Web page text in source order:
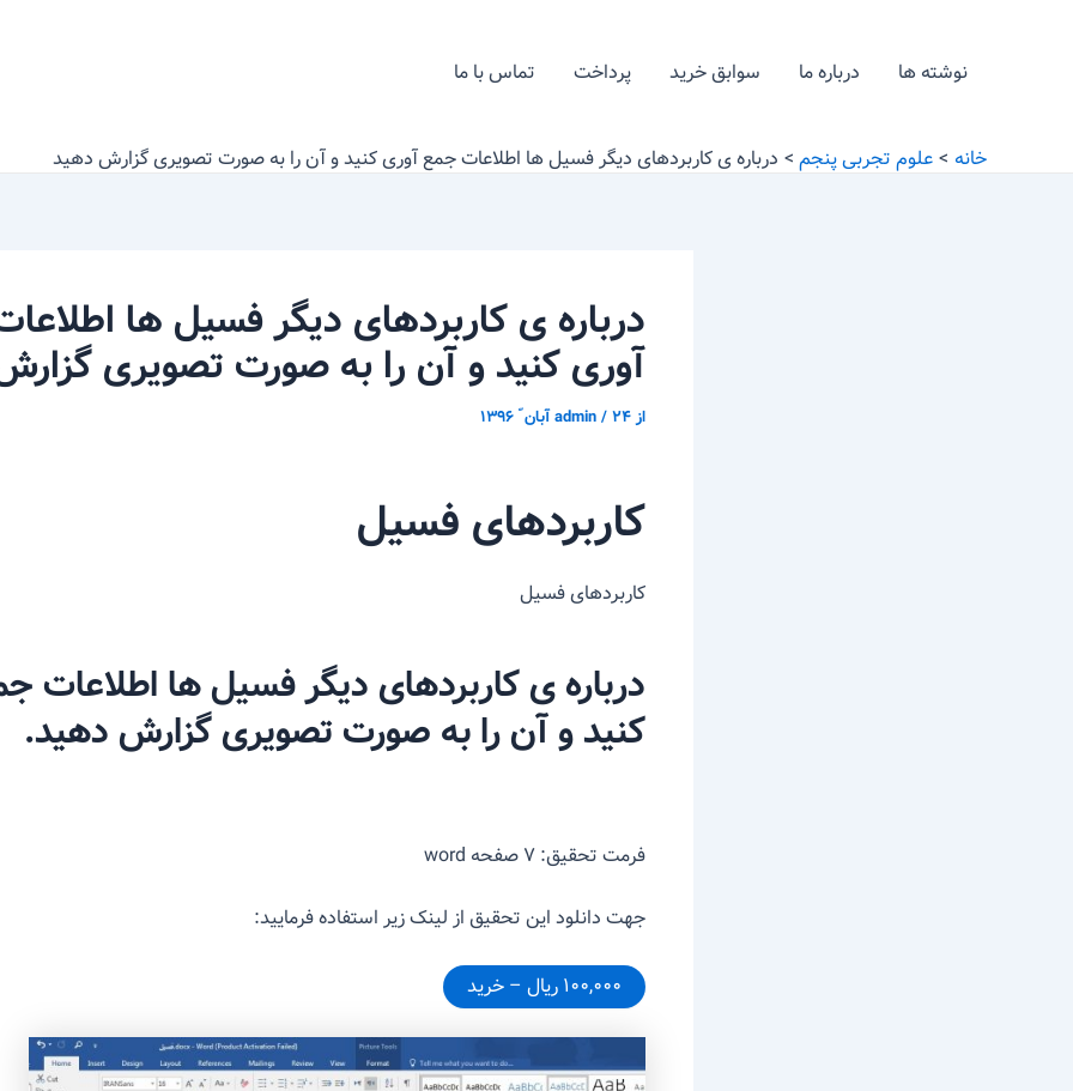
نوشته ها درباره ما سوابق خرید پرداخت تماس با ما
خانه علوم تجربی پنجم درباره ی کاربردهای دیگر فسیل ها اطلاعات جمع آوری کنید و آن را به صورت تصویری گزارش دهید
درباره ی کاربردهای دیگر فسیل ها
آوری کنید و آن را به صورت تصویری
از admin/۲۴ آبان ّ ۱۳۹۶
کاربردهای فسیل
کاربردهای فسیل
درباره ی کاربردهای دیگر فسیل ها اطلاعات
کنید و آن را به صورت تصویری گزارش دهید.
فرمت تحقیق: ۷ صفحه word
جهت دانلود این تحقیق از لینک زیر استفاده فرمایید:
۱۰۰,۰۰۰ ریال – خرید